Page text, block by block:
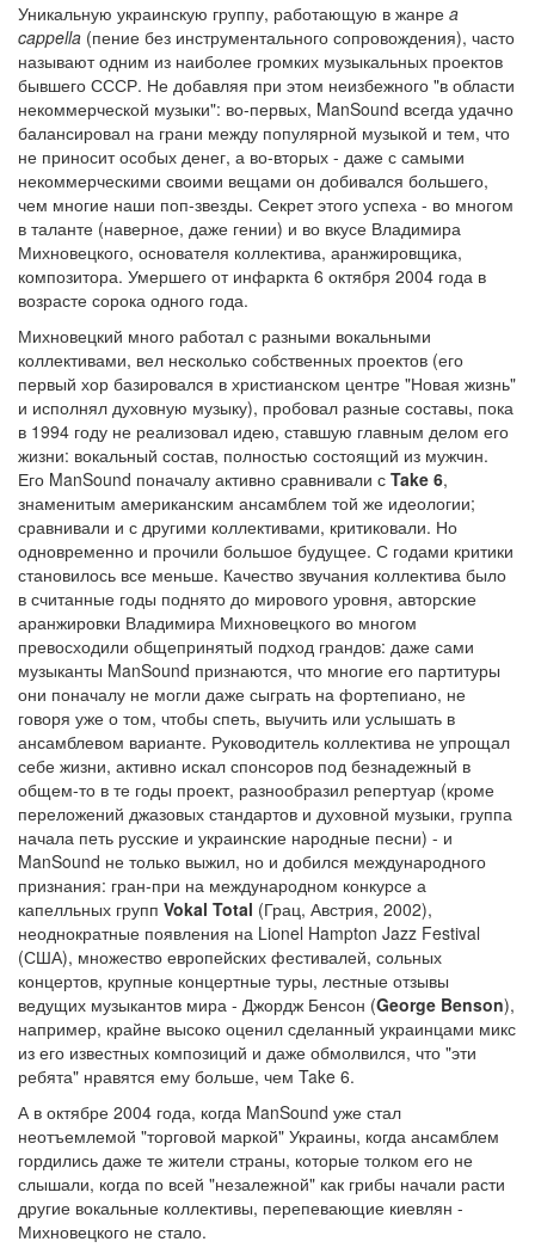
Уникальную украинскую группу, работающую в жанре a
cappella (пение без инструментального сопровождения), часто
называют одним из наиболее громких музыкальных проектов
бывшего СССР. Не добавляя при этом неизбежного "в области
некоммерческой музыки": во-первых, ManSound всегда удачно
балансировал на грани между популярной музыкой и тем, что
не приносит особых денег, а во-вторых - даже с самыми
некоммерческими своими вещами он добивался большего,
чем многие наши поп-звезды. Секрет этого успеха - во многом
в таланте (наверное, даже гении) и во вкусе Владимира
Михновецкого, основателя коллектива, аранжировщика,
композитора. Умершего от инфаркта 6 октября 2004 года в
возрасте сорока одного года.
Михновецкий много работал с разными вокальными
коллективами, вел несколько собственных проектов (его
первый хор базировался в христианском центре "Новая жизнь"
и исполнял духовную музыку), пробовал разные составы, пока
в 1994 году не реализовал идею, ставшую главным делом его
жизни: вокальный состав, полностью состоящий из мужчин.
Его ManSound поначалу активно сравнивали с Take 6,
знаменитым американским ансамблем той же идеологии;
сравнивали и с другими коллективами, критиковали. Но
одновременно и прочили большое будущее. С годами критики
становилось все меньше. Качество звучания коллектива было
в считанные годы поднято до мирового уровня, авторские
аранжировки Владимира Михновецкого во многом
превосходили общепринятый подход грандов: даже сами
музыканты ManSound признаются, что многие его партитуры
они поначалу не могли даже сыграть на фортепиано, не
говоря уже о том, чтобы спеть, выучить или услышать в
ансамблевом варианте. Руководитель коллектива не упрощал
себе жизни, активно искал спонсоров под безнадежный в
общем-то в те годы проект, разнообразил репертуар (кроме
переложений джазовых стандартов и духовной музыки, группа
начала петь русские и украинские народные песни) - и
ManSound не только выжил, но и добился международного
признания: гран-при на международном конкурсе а
капелльных групп Vokal Total (Грац, Австрия, 2002),
неоднократные появления на Lionel Hampton Jazz Festival
(США), множество европейских фестивалей, сольных
концертов, крупные концертные туры, лестные отзывы
ведущих музыкантов мира - Джордж Бенсон (George Benson),
например, крайне высоко оценил сделанный украинцами микс
из его известных композиций и даже обмолвился, что "эти
ребята" нравятся ему больше, чем Take 6.
А в октябре 2004 года, когда ManSound уже стал
неотъемлемой "торговой маркой" Украины, когда ансамблем
гордились даже те жители страны, которые толком его не
слышали, когда по всей "незалежной" как грибы начали расти
другие вокальные коллективы, перепевающие киевлян -
Михновецкого не стало.